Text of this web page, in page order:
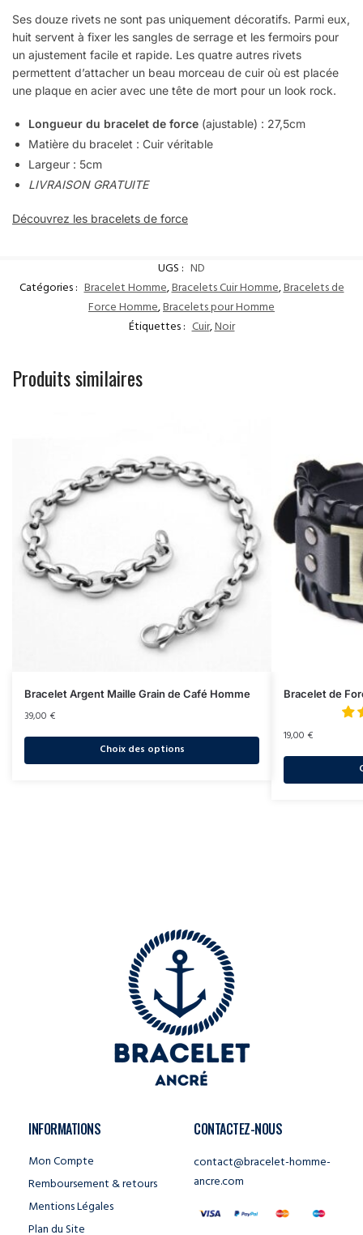
Ses douze rivets ne sont pas uniquement décoratifs. Parmi eux,
huit servent à fixer les sangles de serrage et les fermoirs pour
un ajustement facile et rapide. Les quatre autres rivets
permettent d’attacher un beau morceau de cuir où est placée
une plaque en acier avec une tête de mort pour un look rock.
Longueur du bracelet de force (ajustable) : 27,5cm
Matière du bracelet : Cuir véritable
Largeur : 5cm
LIVRAISON GRATUITE
Découvrez les bracelets de force
UGS : ND
Catégories : Bracelet Homme,Bracelets Cuir Homme,Bracelets de
Force Homme,Bracelets pour Homme
Étiquettes : Cuir,Noir
Produits similaires
Bracelet Argent Maille Grain de Café Homme
39,00 €
Choix des options
Bracelet de
19,00 €
INFORMATIONS
Mon Compte
Remboursement & retours
Mentions Légales
CONTACTEZ-NOUS
contact@bracelet-homme-
ancre.com